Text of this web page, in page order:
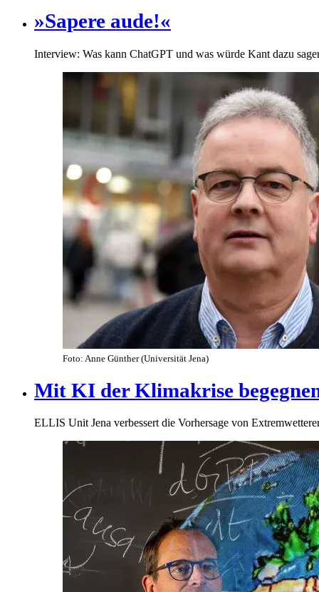
»Sapere aude!«
Interview: Was kann ChatGPT und was würde Kant dazu
Foto: Anne Günther (Universität Jena)
Mit KI der Klimakrise
ELLIS Unit Jena verbessert die Vorhersage von